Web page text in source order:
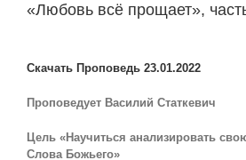
«Любовь всё прощает»,
Image
Скачать Проповедь 23.01.2022
Проповедует Василий Статкевич
Цель «Научиться анализировать
Слова Божьего»